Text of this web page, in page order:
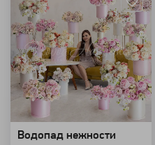
Водопад нежности